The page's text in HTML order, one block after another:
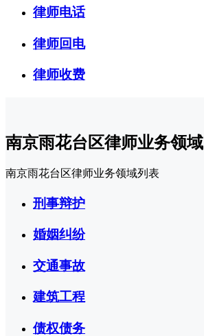
律师电话
律师回电
律师收费
南京雨花台区律师业务领域
南京雨花台区律师业务领域列表
刑事辩护
婚姻纠纷
交通事故
建筑工程
债权债务